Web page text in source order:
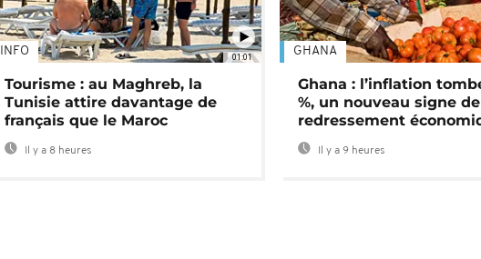
01:01
INFO
Tourisme : au Maghreb, la
Tunisie attire davantage de
français que le Maroc
Il y a 8 heures
GHANA
Ghana : l’inflation
%, un nouveau signe de
redressement
Il y a 9 heures